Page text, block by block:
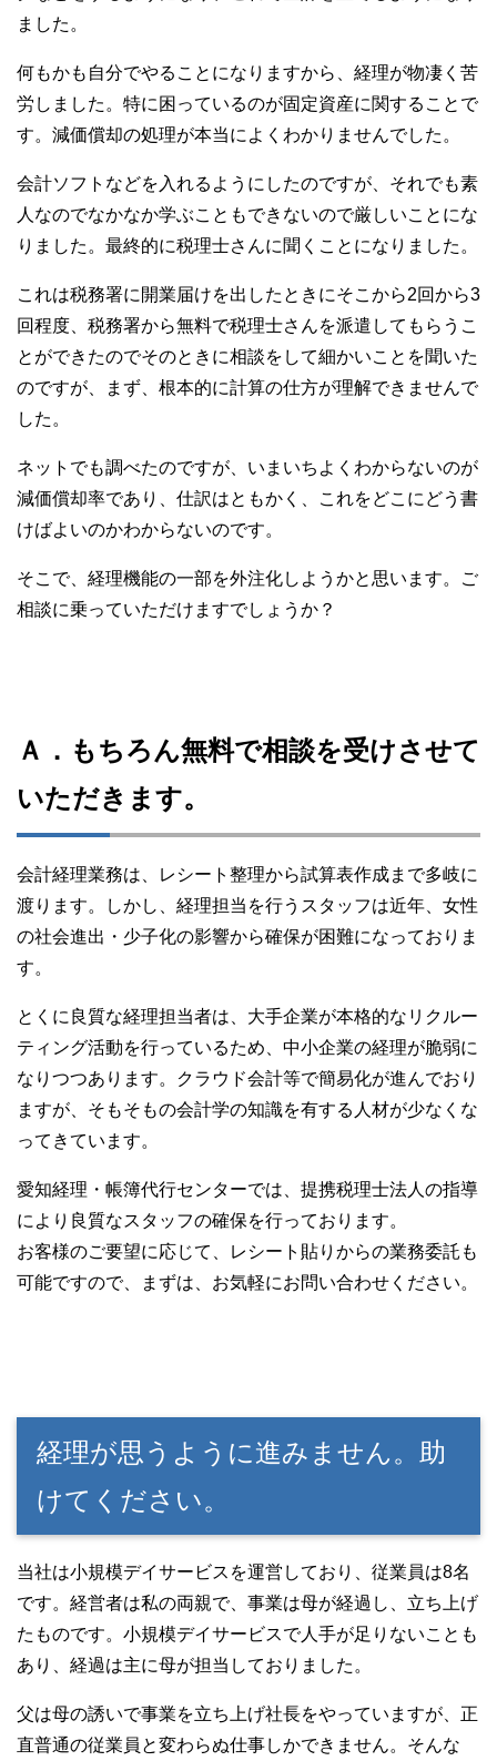
ました。
何もかも自分でやることになりますから、経理が物凄く苦
労しました。特に困っているのが固定資産に関することで
す。減価償却の処理が本当によくわかりませんでした。
会計ソフトなどを入れるようにしたのですが、それでも素
人なのでなかなか学ぶこともできないので厳しいことにな
りました。最終的に税理士さんに聞くことになりました。
これは税務署に開業届けを出したときにそこから2回から3
回程度、税務署から無料で税理士さんを派遣してもらうこ
とができたのでそのときに相談をして細かいことを聞いた
のですが、まず、根本的に計算の仕方が理解できませんで
した。
ネットでも調べたのですが、いまいちよくわからないのが
減価償却率であり、仕訳はともかく、これをどこにどう書
けばよいのかわからないのです。
そこで、経理機能の一部を外注化しようかと思います。ご
相談に乗っていただけますでしょうか？
Ａ．もちろん無料で相談を受けさせて
いただきます。
会計経理業務は、レシート整理から試算表作成まで多岐に
渡ります。しかし、経理担当を行うスタッフは近年、女性
の社会進出・少子化の影響から確保が困難になっておりま
す。
とくに良質な経理担当者は、大手企業が本格的なリクルー
ティング活動を行っているため、中小企業の経理が脆弱に
なりつつあります。クラウド会計等で簡易化が進んでおり
ますが、そもそもの会計学の知識を有する人材が少なくな
ってきています。
愛知経理・帳簿代行センターでは、提携税理士法人の指導
により良質なスタッフの確保を行っております。
お客様のご要望に応じて、レシート貼りからの業務委託も
可能ですので、まずは、お気軽にお問い合わせください。
経理が思うように進みません。助
けてください。
当社は小規模デイサービスを運営しており、従業員は8名
です。経営者は私の両親で、事業は母が経過し、立ち上げ
たものです。小規模デイサービスで人手が足りないことも
あり、経過は主に母が担当しておりました。
父は母の誘いで事業を立ち上げ社長をやっていますが、正
直普通の従業員と変わらぬ仕事しかできません。そんな